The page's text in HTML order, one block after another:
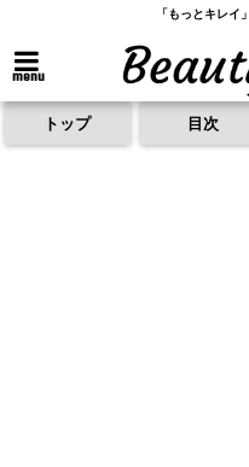
「もっとキレイ
menu
トップ 目次